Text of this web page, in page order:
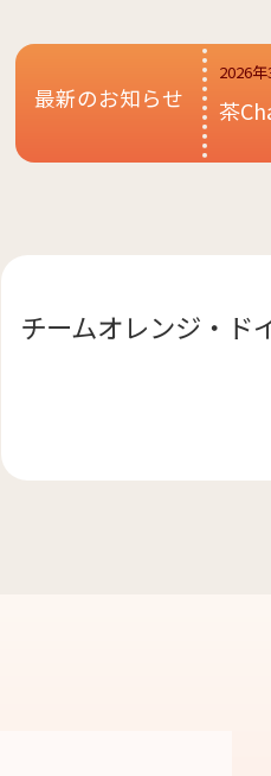
最新のお知らせ
2026
茶
チームオレンジ・ ド